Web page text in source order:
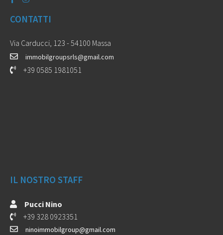
CONTATTI
Via Carducci, 123 - 54100 Massa
immobilgroupsrls@gmail.com
+39 0585 1981051
IL NOSTRO STAFF
Pucci Nino
+39 328 0923351
ninoimmobilgroup@gmail.com